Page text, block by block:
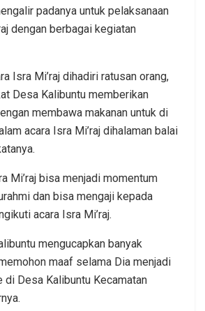
padanya untuk pelaksanaan
dengan berbagai kegiatan
Isra Mi’raj dihadiri ratusan orang,
Desa Kalibuntu memberikan
membawa makanan untuk di
acara Isra Mi’raj dihalaman balai
Mi’raj bisa menjadi momentum
dan bisa mengaji kepada
acara Isra Mi’raj.
mengucapkan banyak
maaf selama Dia menjadi
di Desa Kalibuntu Kecamatan